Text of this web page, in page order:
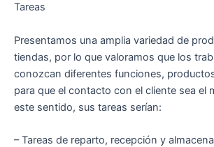
Tareas
Presentamos una amplia variedad de
tiendas, por lo que valoramos que los
conozcan diferentes funciones,
para que el contacto con el cliente sea el
este sentido, sus tareas serían:
– Tareas de reparto, recepción y